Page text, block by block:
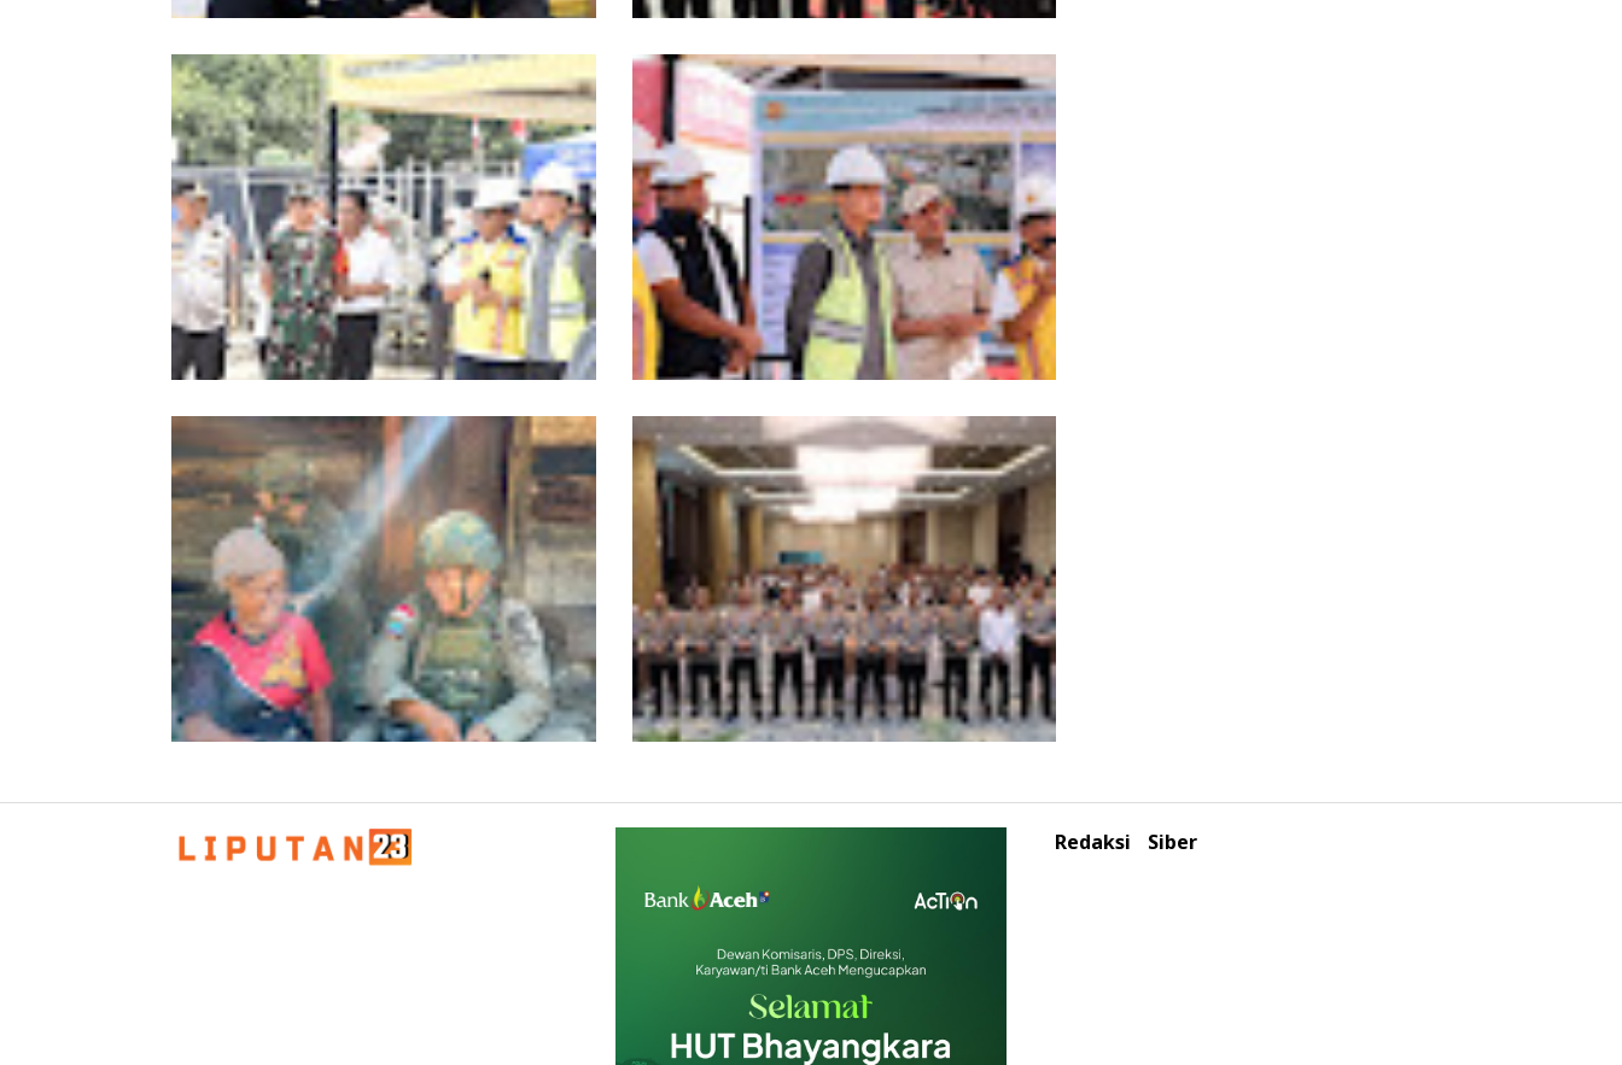
Kombes Andi Kirana Diperiksa Mabes
Polri, Kapolda Tunjuk Kabid TIK sebagai
Pelaksana Tugas Kapolresta Banda Aceh
HUT ke-53 Bank Aceh: Momentum
Memperkuat Amanah, Menumbuhkan
Keberkahan Bagi Aceh
Kapolda Aceh Bersama Forkopimda
Sambut Kunjungan Kerja Wakil Presiden
RI di Kabupaten Bireuen
Wagub Aceh dampingi Wapres Gibran
Kunjungi Aceh, Pastikan Pemulihan
Pascabencana Hidrometeorologi
Patroli Humanis Satgas Kepolisian Ops
Tegaskan SDM Unggul Kunci Pelayanan
Polri yang Profesional dan Humanis
Redaksi Siber